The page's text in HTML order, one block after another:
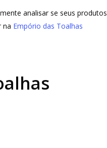
analisar se seus produtos
na Empório das Toalhas